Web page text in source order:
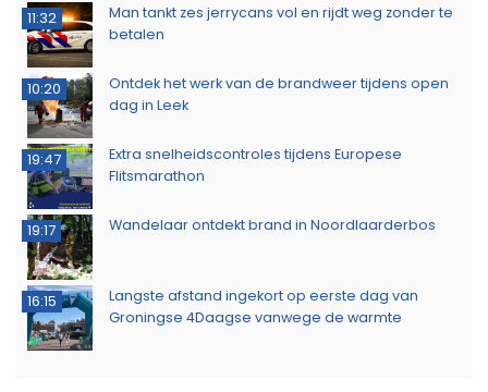
11:32
Man tankt zes jerrycans vol en rijdt weg zonder te
betalen
10:20
Ontdek het werk van de brandweer tijdens open
dag in Leek
19:47
Extra snelheidscontroles tijdens Europese
Flitsmarathon
19:17 Wandelaar ontdekt brand in Noordlaarderbos
16:15
Langste afstand ingekort op eerste dag van
Groningse 4Daagse vanwege de warmte